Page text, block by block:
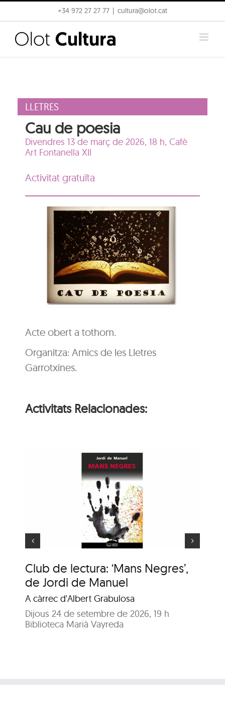
to
content
+34 972 27 27 77 cultura@olot.cat
LLETRES
Cau de poesia
Divendres 13 de març de 2026, 18 h, Cafè
Art Fontanella XII
Activitat gratuïta
Acte obert a tothom.
Organitza: Amics de les Lletres
Garrotxines.
Activitats Relacionades:
Club de lectura: ‘Mans Negres’,
de Jordi de Manuel
A càrrec d'Albert Grabulosa
Dijous 24 de setembre de 2026, 19 h
Biblioteca Marià Vayreda
Animaler